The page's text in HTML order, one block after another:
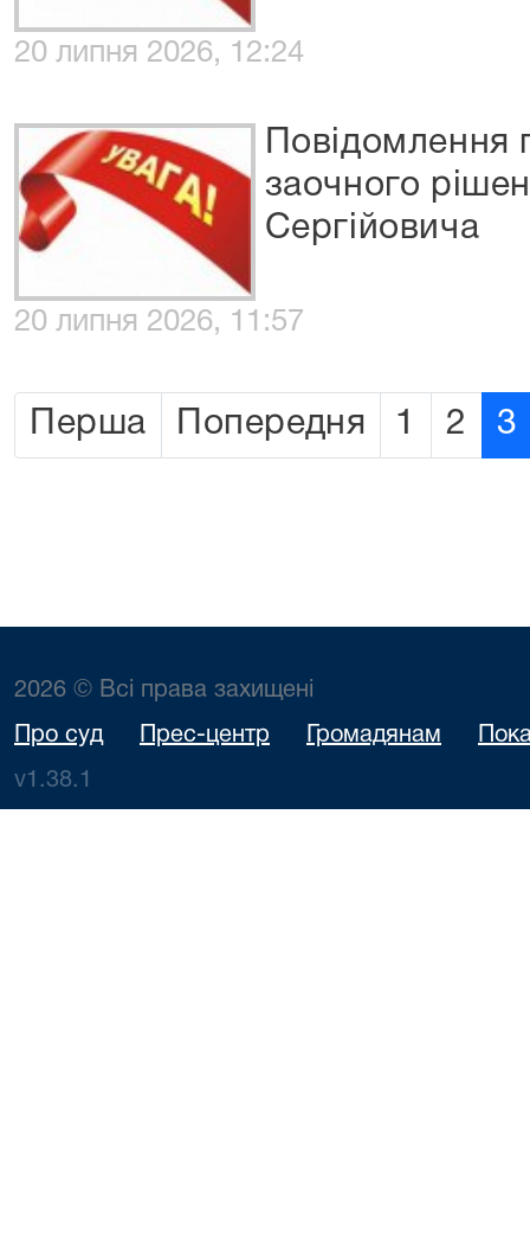
20 липня 2026, 12:24
Повідомлення
заочного
Сергійовича
20 липня 2026, 11:57
Перша Попередня 1 2 3
2026 © Всі права захищені
Про суд Прес-центр Громадянам
v1.38.1